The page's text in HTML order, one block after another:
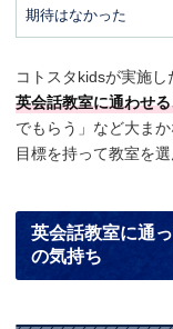
期待はなかった
コトスタkidsが実施し
英会話教室に通わせ
でもらう」など大ま
目標を持って教室を
英会話教室に通
の気持ち